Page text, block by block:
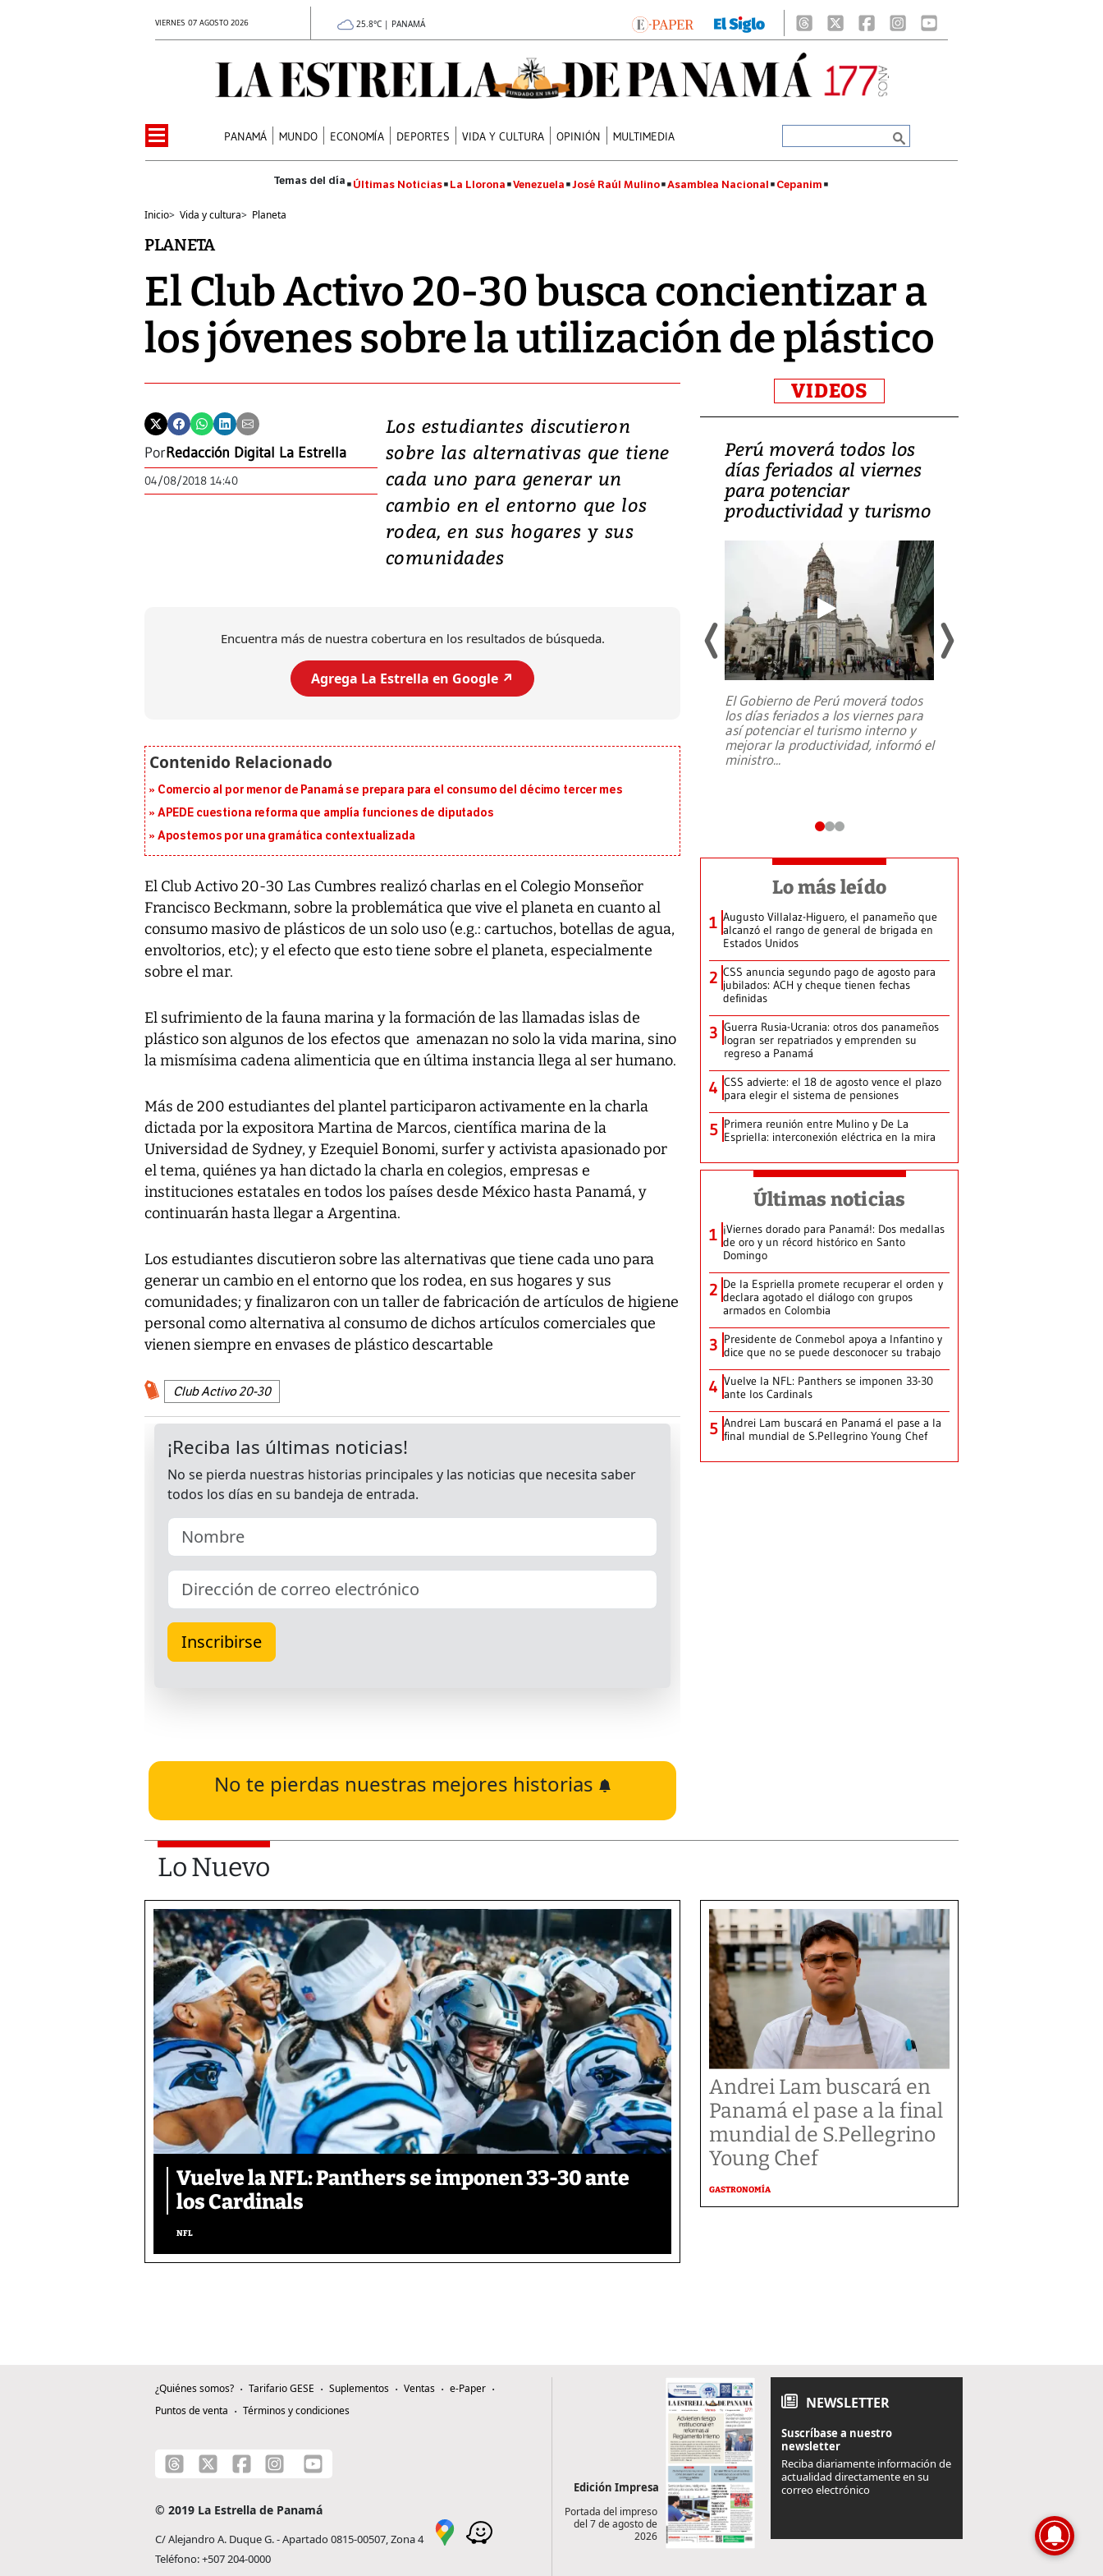
VIERNES 07 AGOSTO 2026 25.8°C | PANAMÁ
PANAMÁ MUNDO ECONOMÍA DEPORTES VIDA Y CULTURA OPINIÓN MULTIMEDIA
Últimas Noticias La Llorona Venezuela José Raúl Mulino Asamblea Nacional Cepanim
Inicio> Vida y cultura> Planeta
PLANETA
El Club Activo 20-30 busca concientizar a
los jóvenes sobre la utilización de plástico
PorRedacción Digital La Estrella
04/08/2018 14:40
Los estudiantes discutieron
sobre las alternativas que tiene
cada uno para generar un
cambio en el entorno que los
rodea, en sus hogares y sus
comunidades
Encuentra más de nuestra cobertura en los resultados de búsqueda.
Agrega La Estrella en Google ↗️
Comercio al por menor de Panamá se prepara para el consumo del décimo tercer mes
APEDE cuestiona reforma que amplía funciones de diputados
Apostemos por una gramática contextualizada
El Club Activo 20-30 Las Cumbres realizó charlas en el Colegio Monseñor
Francisco Beckmann, sobre la problemática que vive el planeta en cuanto al
consumo masivo de plásticos de un solo uso (e.g.: cartuchos, botellas de agua,
envoltorios, etc); y el efecto que esto tiene sobre el planeta, especialmente
sobre el mar.
El sufrimiento de la fauna marina y la formación de las llamadas islas de
plástico son algunos de los efectos que amenazan no solo la vida marina, sino
la mismísima cadena alimenticia que en última instancia llega al ser humano.
Más de 200 estudiantes del plantel participaron activamente en la charla
dictada por la expositora Martina de Marcos, científica marina de la
Universidad de Sydney, y Ezequiel Bonomi, surfer y activista apasionado por
el tema, quiénes ya han dictado la charla en colegios, empresas e
instituciones estatales en todos los países desde México hasta Panamá, y
continuarán hasta llegar a Argentina.
Los estudiantes discutieron sobre las alternativas que tiene cada uno para
generar un cambio en el entorno que los rodea, en sus hogares y sus
comunidades; y finalizaron con un taller de fabricación de artículos de higiene
personal como alternativa al consumo de dichos artículos comerciales que
vienen siempre en envases de plástico descartable
Club Activo 20-30
No te pierdas nuestras mejores historias
VIDEOS
Video: Lula lanza su
candidatura con
promesas de inversión
en defensa, educación y
tierras raras
presidente de Brasil, Luiz Inácio Lula
candidatura
Perú moverá todos los
días feriados al viernes
para potenciar
productividad y turismo
El Gobierno de Perú moverá todos
los días feriados a los viernes para
así potenciar el turismo interno y
mejorar la productividad, informó el
ministro...
Lo más leído
1 Augusto Villalaz-Higuero, el panameño que
alcanzó el rango de general de brigada en
Estados Unidos
2 CSS anuncia segundo pago de agosto para
jubilados: ACH y cheque tienen fechas
definidas
3 Guerra Rusia-Ucrania: otros dos panameños
logran ser repatriados y emprenden su
regreso a Panamá
4 CSS advierte: el 18 de agosto vence el plazo
para elegir el sistema de pensiones
5 Primera reunión entre Mulino y De La
Espriella: interconexión eléctrica en la mira
Últimas noticias
1 ¡Viernes dorado para Panamá!: Dos medallas
de oro y un récord histórico en Santo
Domingo
2 De la Espriella promete recuperar el orden y
declara agotado el diálogo con grupos
armados en Colombia
3 Presidente de Conmebol apoya a Infantino y
dice que no se puede desconocer su trabajo
4 Vuelve la NFL: Panthers se imponen 33-30
ante los Cardinals
5 Andrei Lam buscará en Panamá el pase a la
final mundial de S.Pellegrino Young Chef
Lo Nuevo
Vuelve la NFL: Panthers se imponen 33-30 ante
los Cardinals
NFL
Andrei Lam buscará en
Panamá el pase a la final
mundial de S.Pellegrino
Young Chef
GASTRONOMÍA
¿Quiénes somos? Tarifario GESE Suplementos Ventas
e-Paper
Puntos de venta
Términos y condiciones
© 2019 La Estrella de Panamá
C/ Alejandro A. Duque G. - Apartado 0815-00507, Zona 4
Teléfono: +507 204-0000
Edición Impresa
Portada del impreso
del 7 de agosto de
2026
NEWSLETTER
Suscríbase a nuestro
newsletter
Reciba diariamente información de
actualidad directamente en su
correo electrónico